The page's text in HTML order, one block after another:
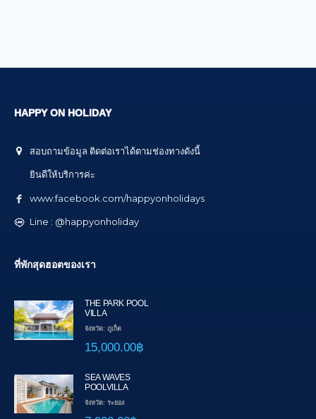
HAPPY ON HOLIDAY
สอบถามข้อมูล ติดต่อเราได้ตามช่องทางดังนี้
ยินดีให้บริการค่ะ
www.facebook.com/happyonholidays
Line : @happyonholiday
ที่พักสุดฮอตของเรา
THE PARK POOL
VILLA
จังหวัด: ภูเก็ต
15,000.00฿
SEA WAVES
POOLVILLA
จังหวัด: ระยอง